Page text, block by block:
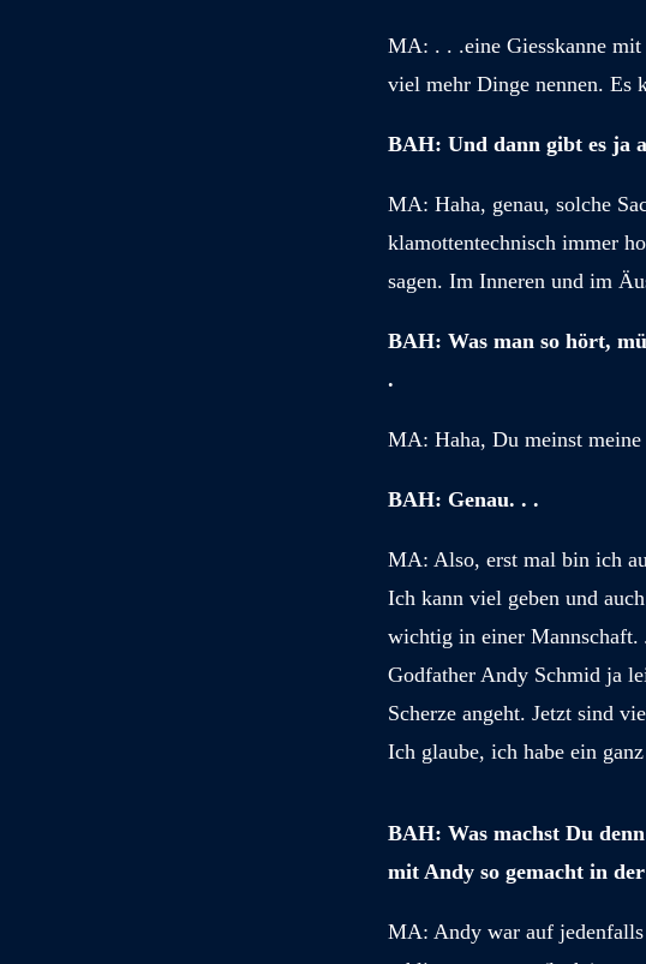
MA: . . .eine Giesskanne
viel mehr Dinge nennen. Es
BAH: Und dann gibt es ja
MA: Haha, genau, solche
klamottentechnisch immer
sagen. Im Inneren und im
BAH: Was man so hört,
.
MA: Haha, Du meinst meine
BAH: Genau. . .
MA: Also, erst mal bin ich
Ich kann viel geben und
wichtig in einer Mannschaft.
Godfather Andy Schmid ja
Scherze angeht. Jetzt sind
Ich glaube, ich habe ein
BAH: Was machst Du
mit Andy so gemacht in
MA: Andy war auf